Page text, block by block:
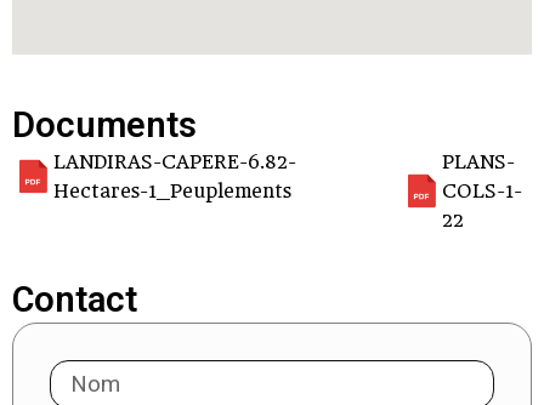
Documents
LANDIRAS-CAPERE-6.82-
Hectares-1_Peuplements
PLANS-
COLS-1-
22
Contact